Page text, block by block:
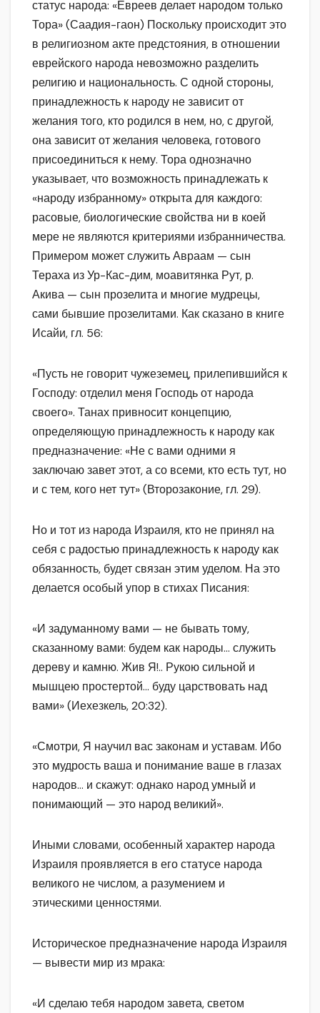
статус народа: «Евреев делает народом только
Тора» (Саадия-гаон) Поскольку происходит это
в религиозном акте предстояния, в отношении
еврейского народа невозможно разделить
религию и национальность. С одной стороны,
принадлежность к народу не зависит от
желания того, кто родился в нем, но, с другой,
она зависит от желания человека, готового
присоединиться к нему. Тора однозначно
указывает, что возможность принадлежать к
«народу избранному» открыта для каждого:
расовые, биологические свойства ни в коей
мере не являются критериями избранничества.
Примером может служить Авраам — сын
Тераха из Ур-Кас-дим, моавитянка Рут, р.
Акива — сын прозелита и многие мудрецы,
сами бывшие прозелитами. Как сказано в книге
Исайи, гл. 56:
«Пусть не говорит чужеземец, прилепившийся к
Господу: отделил меня Господь от народа
своего». Танах привносит концепцию,
определяющую принадлежность к народу как
предназначение: «Не с вами одними я
заключаю завет этот, а со всеми, кто есть тут, но
и с тем, кого нет тут» (Второзаконие, гл. 29).
Но и тот из народа Израиля, кто не принял на
себя с радостью принадлежность к народу как
обязанность, будет связан этим уделом. На это
делается особый упор в стихах Писания:
«И задуманному вами — не бывать тому,
сказанному вами: будем как народы… служить
дереву и камню. Жив Я!.. Рукою сильной и
мышцею простертой… буду царствовать над
вами» (Иехезкель, 20:32).
«Смотри, Я научил вас законам и уставам. Ибо
это мудрость ваша и понимание ваше в глазах
народов… и скажут: однако народ умный и
понимающий — это народ великий».
Иными словами, особенный характер народа
Израиля проявляется в его статусе народа
великого не числом, а разумением и
этическими ценностями.
Историческое предназначение народа Израиля
— вывести мир из мрака:
«И сделаю тебя народом завета, светом